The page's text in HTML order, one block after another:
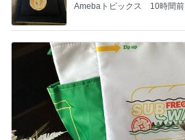
Amebaトピックス 10時間前